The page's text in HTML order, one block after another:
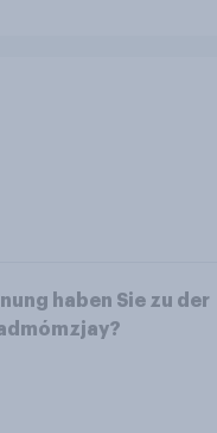
haben Sie zu der